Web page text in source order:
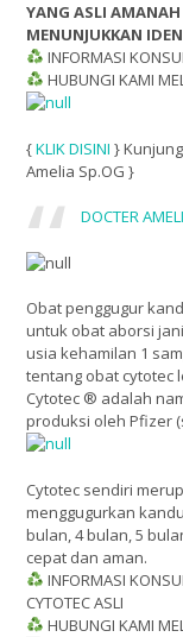
YANG ASLI AMANAH
MENUNJUKKAN
INFORMASI
HUBUNGI KAMI
{KLIK DISINI }
Amelia Sp.OG }
DOCTER
Obat penggugur
untuk obat aborsi
usia kehamilan 1
tentang obat cytotec
Cytotec ® adalah
produksi oleh Pfizer
Cytotec sendiri
menggugurkan
bulan, 4 bulan, 5
cepat dan aman.
INFORMASI
CYTOTEC ASLI
HUBUNGI KAMI